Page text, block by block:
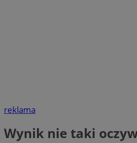
reklama
Wynik nie taki